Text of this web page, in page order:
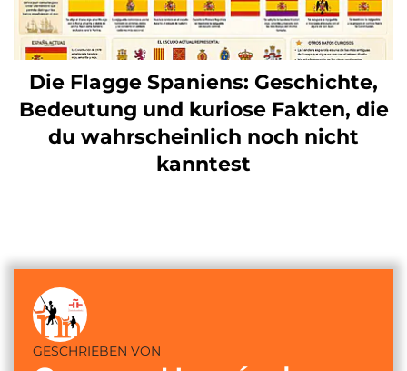
Die Flagge Spaniens: Geschichte,
Bedeutung und kuriose Fakten, die
du wahrscheinlich noch nicht
kanntest
GESCHRIEBEN VON